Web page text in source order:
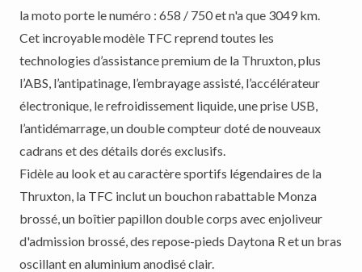
la moto porte le numéro : 658 / 750 et n'a que 3049 km.
Cet incroyable modèle TFC reprend toutes les
technologies d’assistance premium de la Thruxton, plus
l’ABS, l’antipatinage, l’embrayage assisté, l’accélérateur
électronique, le refroidissement liquide, une prise USB,
l’antidémarrage, un double compteur doté de nouveaux
cadrans et des détails dorés exclusifs.
Fidèle au look et au caractère sportifs légendaires de la
Thruxton, la TFC inclut un bouchon rabattable Monza
brossé, un boîtier papillon double corps avec enjoliveur
d'admission brossé, des repose-pieds Daytona R et un bras
oscillant en aluminium anodisé clair.